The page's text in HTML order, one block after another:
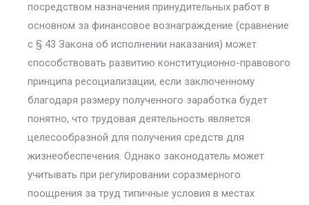
посредством назна­чения принудительных работ в
основном за финансовое вознаграждение (сравнение
с § 43 Закона об исполнении наказания) может
способствовать развитию конституционно-правового
принципа ресоциализации, если заключенному
благодаря размеру полученного заработка будет
понят­но, что трудовая деятельность является
целесообразной для получения средств для
жизнеобеспечения. Однако законодатель может
учитывать при регулировании соразмерного
поощрения за труд типичные условия в местах